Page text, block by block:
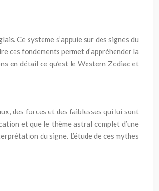
Ce système s’appuie sur des signes du
ces fondements permet d’appréhender la
en détail ce qu’est le Western Zodiac et
des forces et des faiblesses qui lui sont
et que le thème astral complet d’une
du signe. L’étude de ces mythes